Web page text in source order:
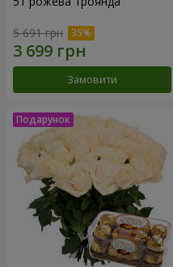
5 691 грн
Замовити